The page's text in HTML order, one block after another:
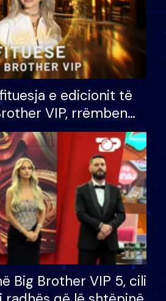
e edicionit të
VIP, rrëmben
prej 100 mijë eurosh
Big Brother VIP 5, cili